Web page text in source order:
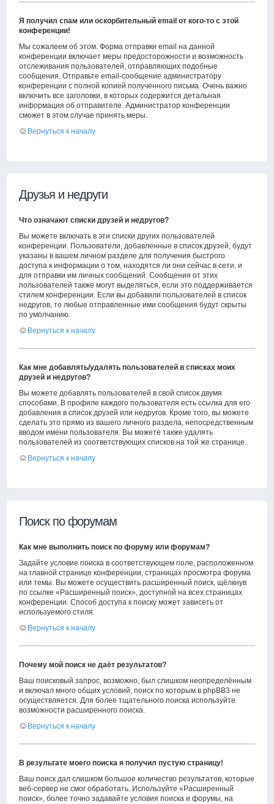
Я получил спам или оскорбительный email от кого-то с этой
конференции!
Мы сожалеем об этом. Форма отправки email на данной
конференции включает меры предосторожности и возможность
отслеживания пользователей, отправляющих подобные
сообщения. Отправьте email-сообщение администратору
конференции с полной копией полученного письма. Очень важно
включить все заголовки, в которых содержится детальная
информация об отправителе. Администратор конференции
сможет в этом случае принять меры.
Вернуться к началу
Друзья и недруги
Что означают списки друзей и недругов?
Вы можете включать в эти списки других пользователей
конференции. Пользователи, добавленные в список друзей, будут
указаны в вашем личном разделе для получения быстрого
доступа к информации о том, находятся ли они сейчас в сети, и
для отправки им личных сообщений. Сообщения от этих
пользователей также могут выделяться, если это поддерживается
стилем конференции. Если вы добавили пользователей в список
недругов, то любые отправленные ими сообщения будут скрыты
по умолчанию.
Вернуться к началу
Как мне добавлять/удалять пользователей в списках моих
друзей и недругов?
Вы можете добавлять пользователей в свой список двумя
способами. В профиле каждого пользователя есть ссылка для его
добавления в список друзей или недругов. Кроме того, вы можете
сделать это прямо из вашего личного раздела, непосредственным
вводом имени пользователя. Вы можете также удалять
пользователей из соответствующих списков на той же странице.
Вернуться к началу
Поиск по форумам
Как мне выполнить поиск по форуму или форумам?
Задайте условие поиска в соответствующем поле, расположенном
на главной странице конференции, страницах просмотра форума
или темы. Вы можете осуществить расширенный поиск, щёлкнув
по ссылке «Расширенный поиск», доступной на всех страницах
конференции. Способ доступа к поиску может зависеть от
используемого стиля.
Вернуться к началу
Почему мой поиск не даёт результатов?
Ваш поисковый запрос, возможно, был слишком неопределённым
и включал много общих условий, поиск по которым в phpBB3 не
осуществляется. Для более тщательного поиска используйте
возможности расширенного поиска.
Вернуться к началу
В результате моего поиска я получил пустую страницу!
Ваш поиск дал слишком большое количество результатов, которые
веб-сервер не смог обработать. Используйте «Расширенный
поиск», более точно задавайте условия поиска и форумы, на